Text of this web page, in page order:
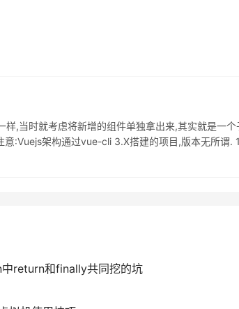
,当时就考虑将新增的组件单独拿出来,其实就是一
:Vuejs架构通过vue-cli 3.X搭建的项目,版本无所谓.
return和finally共同挖的坑